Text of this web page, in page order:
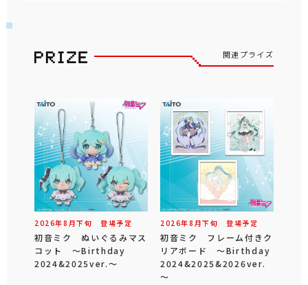
関連プライズ
2026年8 月下旬 登場予定
初音ミク ぬいぐるみマス
コット ～Birthday
2024&2025ver.～
2026年8 月下旬 登場予定
初音ミク フレーム付きク
リアボード ～Birthday
2024&2025&2026ver.
～